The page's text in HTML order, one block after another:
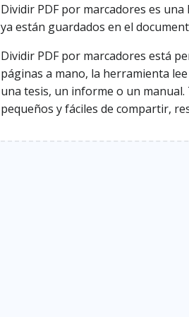
Dividir PDF por marcadores es
ya están guardados en el
Dividir PDF por marcadores está
páginas a mano, la herramienta
una tesis, un informe o un
pequeños y fáciles de compartir,